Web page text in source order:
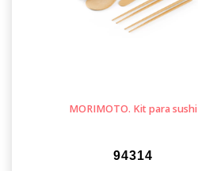
MORIMOTO. Kit para sushi
94314